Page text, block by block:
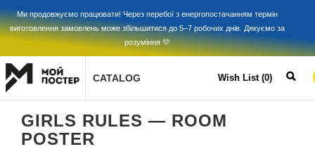
Ми продовжуємо працювати! Через перебої з енергопостачанням термін
виготовлення замовлень може збільшитися до 5–7 робочих днів. Дякуємо за
розуміння 💛
CATALOG Wish List (0)
GIRLS RULES — ROOM
POSTER